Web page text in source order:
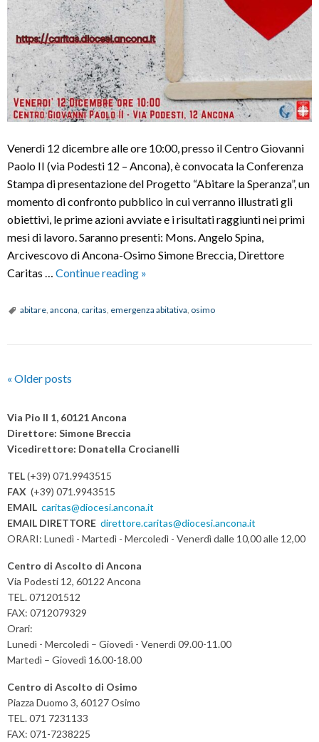
Venerdì 12 dicembre alle ore 10:00, presso il Centro Giovanni
Paolo II (via Podesti 12 – Ancona), è convocata la Conferenza
Stampa di presentazione del Progetto “Abitare la Speranza”, un
momento di confronto pubblico in cui verranno illustrati gli
obiettivi, le prime azioni avviate e i risultati raggiunti nei primi
mesi di lavoro. Saranno presenti: Mons. Angelo Spina,
Arcivescovo di Ancona-Osimo Simone Breccia, Direttore
Caritas … Continue reading Conferenza
“Abitare
»
abitare ancona caritas emergenza abitativa osimo
P
s
t
N
a
v
i
g
a
t
i
o
n
« Older posts
Via Pio II 1, 60121 Ancona
Direttore: Simone Breccia
Vicedirettore: Donatella Crocianelli
TEL(+39) 071.9943515
FAX (+39) 071.9943515
EMAIL caritas@diocesi.ancona.it
EMAIL DIRETTORE direttore.caritas@diocesi.ancona.it
ORARI: Lunedì - Martedì - Mercoledì - Venerdì dalle 10,00 alle 12,00
Centro di Ascolto di Ancona
Via Podesti 12, 60122 Ancona
TEL. 071201512
FAX: 0712079329
Orari:
Lunedì - Mercoledì – Giovedì - Venerdì 09.00-11.00
Martedì – Giovedì 16.00-18.00
Centro di Ascolto di Osimo
Piazza Duomo 3, 60127 Osimo
TEL. 071 7231133
FAX: 071-7238225